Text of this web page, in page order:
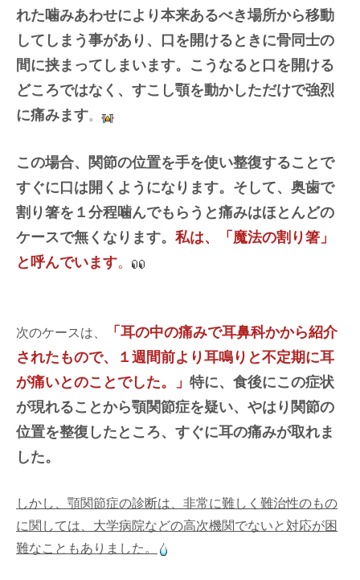
れた噛みあわせにより本来あるべき場所から移動
してしまう事があり、口を開けるときに骨同士の
間に挟まってしまいます。こうなると口を開ける
どころではなく、すこし顎を動かしただけで強烈
に痛みます。
この場合、関節の位置を手を使い整復することで
すぐに口は開くようになります。そして、奥歯で
割り箸を１分程噛んでもらうと痛みはほとんどの
ケースで無くなります。 私は、「魔法の割り箸」
と呼んでいます。
次のケースは、
「耳の中の痛みで耳鼻科かから紹介
されたもので、１週間前より耳鳴りと不定期に耳
が痛いとのことでした。」 特に、食後にこの症状
が現れることから顎関節症を疑い、やはり関節の
位置を整復したところ、すぐに耳の痛みが取れま
した。
しかし、顎関節症の診断は、非常に難しく難治性のもの
に関しては、大学病院などの高次機関でないと対応が困
難なこともありました。